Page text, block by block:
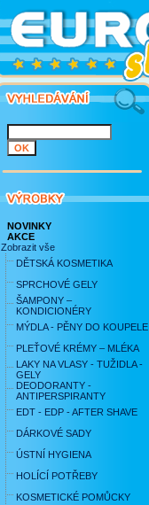
NOVINKY
AKCE
Zobrazit vše
DĚTSKÁ KOSMETIKA
SPRCHOVÉ GELY
ŠAMPONY –
KONDICIONÉRY
MÝDLA - PĚNY DO KOUPELE
PLEŤOVÉ KRÉMY – MLÉKA
LAKY NA VLASY - TUŽIDLA -
GELY
DEODORANTY -
ANTIPERSPIRANTY
EDT - EDP - AFTER SHAVE
DÁRKOVÉ SADY
ÚSTNÍ HYGIENA
HOLÍCÍ POTŘEBY
KOSMETICKÉ POMŮCKY